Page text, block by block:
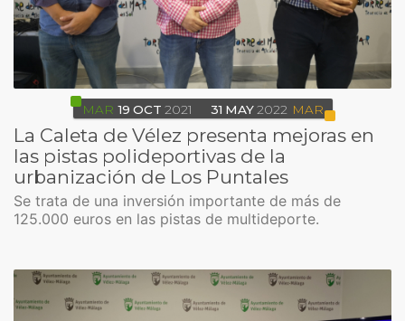
MAR 19 OCT 2021 31 MAY 2022 MAR
La Caleta de Vélez presenta mejoras en
las pistas polideportivas de la
urbanización de Los Puntales
Se trata de una inversión importante de más de
125.000 euros en las pistas de multideporte.